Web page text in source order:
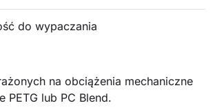
do wypaczania
na obciążenia mechaniczne
PETG lub PC Blend.